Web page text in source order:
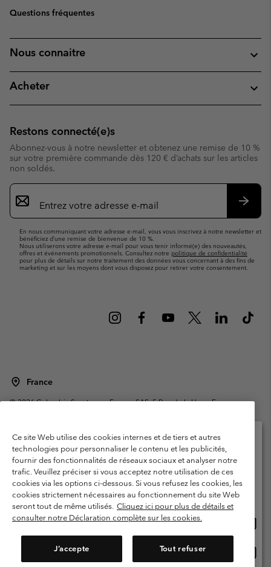
Questions fréquentes
Nous connaitre
Acheter
Restons connecté(e)s
Abonnez-vous à notre newsletter et obtenez une remise de 10 %
sur votre première commande dès 120 € d’achats sur les articles
non soldés.
Inscription
par
e-
En nous communiquant votre adresse e-mail, vous vous inscrivez à notre newsletter et
bénéficiez d’une remise de bienvenue de 10 %.
Nous utiliserons votre adresse e-mail pour vous tenir informé(e) des nouveautés,
offres et événements promotionnels. Consultez notre politique de confidentialité
pour plus de détails sur notre traitement des données vous concernant à des fins de
marketing et sur les moyens dont vous disposez pour retirer votre consentement.
France
©2026Columbia Sportswear Europe SAS. 5 Rue de la Haye, Espace
Garanties Légales
Politique de confidentialité
Conditions d'utilisation - Membres
Conditions D'utilisation - Contenu généré par l'utilisateur
Impressum
Cookies
Public CBCR
Service client: Lun - Sam de 9h à 13h et de 14h à 18h
Ce site Web utilise des cookies internes et de tiers et autres
technologies pour personnaliser le contenu et les publicités,
fournir des fonctionnalités de réseaux sociaux et analyser notre
trafic. Veuillez préciser si vous acceptez notre utilisation de ces
cookies via les options ci-dessous. Si vous refusez les cookies, les
cookies strictement nécessaires au fonctionnement du site Web
seront tout de même utilisés. Cliquez ici pour plus de détails et
consulter notre Déclaration complète sur les cookies.
J’accepte Tout refuser
Veuillez sélectionner votre pays d’expédition et
votre langue
Achats en ligne disponibles
United States
ligne
France